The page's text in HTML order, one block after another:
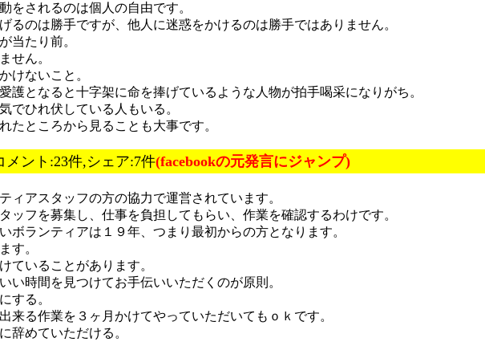
をされるのは個人の自由です。
るのは勝手ですが、他人に迷惑をかけるのは勝手ではありません。
当たり前。
せん。
けないこと。
護となると十字架に命を捧げているような人物が拍手喝采になりがち。
でひれ伏している人もいる。
たところから見ることも大事です。
メント:23件,シェア:7件(facebookの元発言にジャンプ)
ィアスタッフの方の協力で運営されています。
ッフを募集し、仕事を負担してもらい、作業を確認するわけです。
ボランティアは１９年、つまり最初からの方となります。
す。
ていることがあります。
い時間を見つけてお手伝いいただくのが原則。
する。
来る作業を３ヶ月かけてやっていただいてもｏｋです。
辞めていただける。